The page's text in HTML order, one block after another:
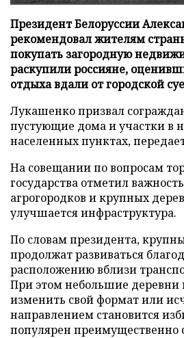
Президент Белоруссии
рекомендовал жителям
покупать загородную
раскупили россияне,
отдыха вдали от городской
Лукашенко призвал
пустующие дома и участки в
населенных пунктах,
На совещании по вопросам
государства отметил
агрогородков и крупных
улучшается инфраструктура.
По словам президента,
продолжат развиваться
расположению вблизи
При этом небольшие деревни
изменить свой формат или
направлением становится
популярен преимущественно